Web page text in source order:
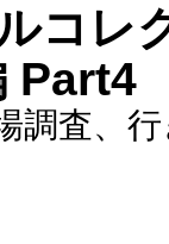
コレ
Part4
調査、